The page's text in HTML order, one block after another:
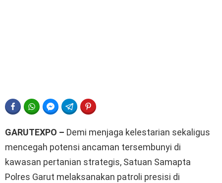
FACEBOOKWHATSAPPFACEBOOK MESSENGER
TELEGRAM
GARUTEXPO – Demi menjaga kelestarian sekaligus
mencegah potensi ancaman tersembunyi di
kawasan pertanian strategis, Satuan Samapta
Polres Garut melaksanakan patroli presisi di